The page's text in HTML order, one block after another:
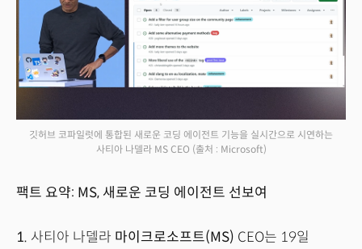
깃허브 코파일럿에 통합된 새로운 코딩 에이전트 기능을 실시간으로 시연하는
사티아 나델라 MS CEO (출처 : Microsoft)
팩트 요약: MS, 새로운 코딩 에이전트 선보여
1. 사티아 나델라 마이크로소프트(MS) CEO는 19일